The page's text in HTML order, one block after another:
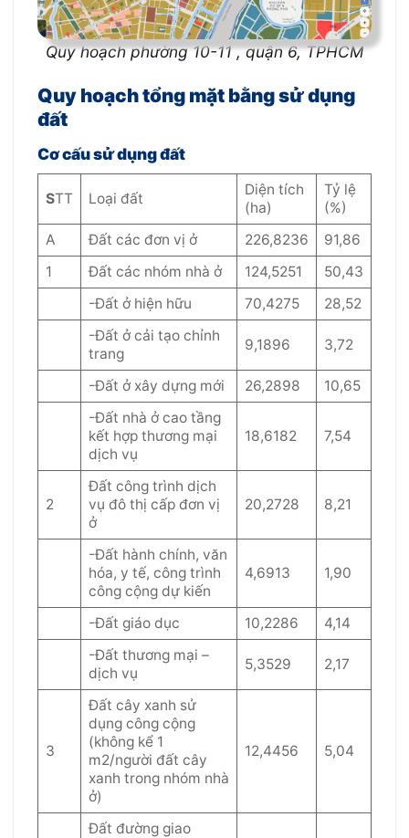
Quy hoạch phường 10-11 , quận 6, TPHCM
Quy hoạch tổng mặt bằng sử dụng
đất
Cơ cấu sử dụng đất
STT Loại đất
Diện tích
(ha)
Tỷ lệ
(%)
A
Đất các đơn vị ở 226,8236
91,86
1
Đất các nhóm nhà ở 124,5251
50,43
-Đất ở hiện hữu
70,4275
28,52
-Đất ở cải tạo chỉnh
trang
9,1896 3,72
-Đất ở xây dựng mới 26,2898
10,65
-Đất nhà ở cao tầng
kết hợp thương mại
dịch vụ
18,6182 7,54
2
Đất công trình dịch
vụ đô thị cấp đơn vị
ở
20,2728 8,21
-Đất hành chính, văn
hóa, y tế, công trình
công cộng dự kiến
4,6913 1,90
-Đất giáo dục 10,2286
4,14
-Đất thương mại –
dịch vụ
5,3529 2,17
3
Đất cây xanh sử
dụng công cộng
(không kể 1
m2/người đất cây
xanh trong nhóm nhà
ở)
12,4456 5,04
Đất đường giao